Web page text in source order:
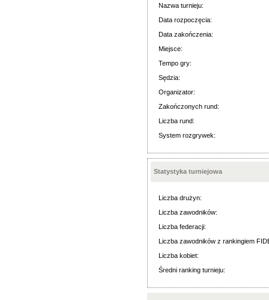
Nazwa turnieju:
Data rozpoczęcia:
Data zakończenia:
Miejsce:
Tempo gry:
Sędzia:
Organizator:
Zakończonych rund:
Liczba rund:
System rozgrywek:
Statystyka turniejowa
Liczba drużyn:
Liczba zawodników:
Liczba federacji:
Liczba zawodników z rankingiem
Liczba kobiet:
Średni ranking turnieju: